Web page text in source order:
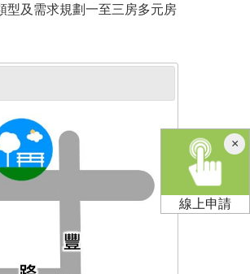
型及需求規劃一至三房多元房
×關
閉
線上申請